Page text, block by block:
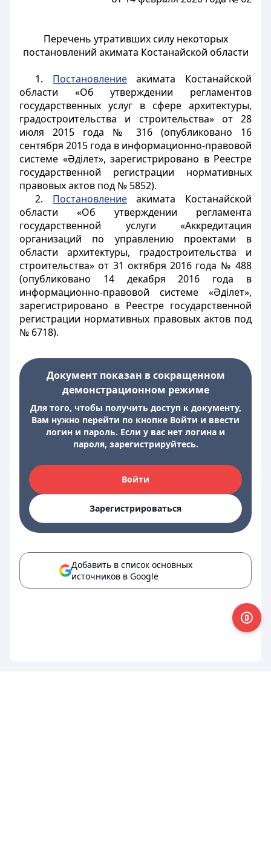
Перечень утративших силу некоторых
постановлений акимата Костанайской области
1. Постановлениеакимата Костанайской
области «Об утверждении регламентов
государственных услуг в сфере архитектуры,
градостроительства и строительства» от 28
июля 2015 года № 316 (опубликовано 16
сентября 2015 года в информационно-правовой
системе «Әділет», зарегистрировано в Реестре
государственной регистрации нормативных
правовых актов под № 5852).
2. Постановлениеакимата Костанайской
области «Об утверждении регламента
государственной услуги «Аккредитация
организаций по управлению проектами в
области архитектуры, градостроительства и
строительства» от 31 октября 2016 года № 488
(опубликовано 14 декабря 2016 года в
информационно-правовой системе «Әділет»,
зарегистрировано в Реестре государственной
регистрации нормативных правовых актов под
№ 6718).
Документ показан в сокращенном
демонстрационном режиме
Для того, чтобы получить доступ к документу,
Вам нужно перейти по кнопке Войти и ввести
логин и пароль. Если у вас нет логина и
пароля, зарегистрируйтесь.
Войти
Зарегистрироваться
Добавить в список основных
источников в Google